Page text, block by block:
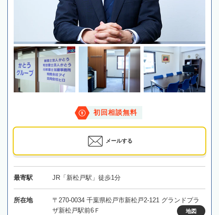
初回相談無料
メールする
最寄駅 JR「新松戸駅」徒歩1分
所在地
〒270-0034 千葉県松戸市新松戸2-121 グランドプラ
ザ新松戸駅前6Ｆ
地図